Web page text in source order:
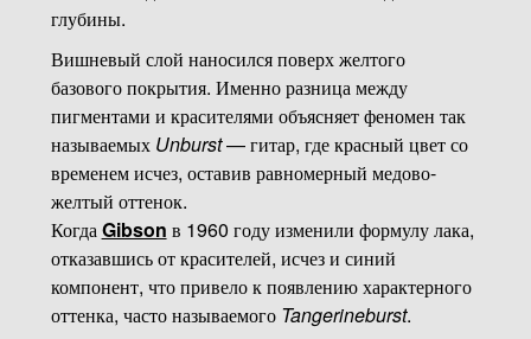
глубины.
Вишневый слой наносился поверх желтого
базового покрытия. Именно разница между
пигментами и красителями объясняет феномен так
называемых Unburst— гитар, где красный цвет со
временем исчез, оставив равномерный медово-
желтый оттенок.
КогдаGibson в 1960 году изменили формулу лака,
отказавшись от красителей, исчез и синий
компонент, что привело к появлению характерного
оттенка, часто называемого Tangerineburst.